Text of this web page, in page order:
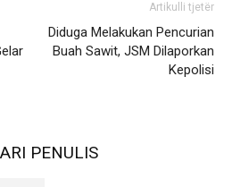
Artikulli tjetër
Diduga Melakukan Pencurian
Buah Sawit, JSM Dilaporkan
Kepolisi
PENULIS